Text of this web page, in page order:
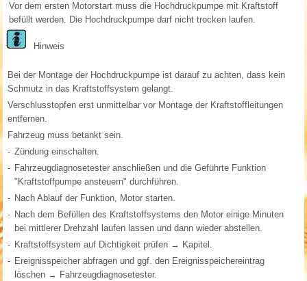
Vor dem ersten Motorstart muss die Hochdruckpumpe mit Kraftstoff
befüllt werden. Die Hochdruckpumpe darf nicht trocken laufen.
Hinweis
Bei der Montage der Hochdruckpumpe ist darauf zu achten, dass kein
Schmutz in das Kraftstoffsystem gelangt.
Verschlusstopfen erst unmittelbar vor Montage der Kraftstoffleitungen
entfernen.
Fahrzeug muss betankt sein.
- Zündung einschalten.
- Fahrzeugdiagnosetester anschließen und die Geführte Funktion
"Kraftstoffpumpe ansteuern" durchführen.
- Nach Ablauf der Funktion, Motor starten.
- Nach dem Befüllen des Kraftstoffsystems den Motor einige Minuten
bei mittlerer Drehzahl laufen lassen und dann wieder abstellen.
- Kraftstoffsystem auf Dichtigkeit prüfen → Kapitel.
- Ereignisspeicher abfragen und ggf. den Ereignisspeichereintrag
löschen → Fahrzeugdiagnosetester.